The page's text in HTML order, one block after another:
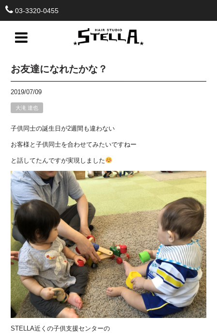
03-3320-0455
お友達になれたかな？
2019/07/09
大滝 達也
子供同士の誕生日が2週間も違わない
お客様と子供同士を合わせてみたいですねー
と話してたんですが実現しました
STELLA近くの子供支援センターの